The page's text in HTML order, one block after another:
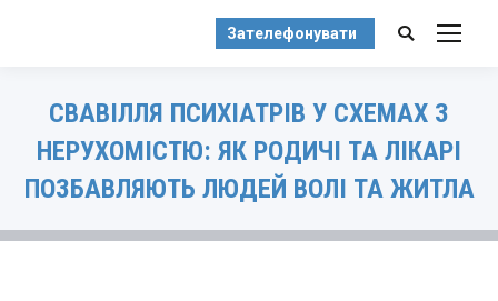
Зателефонувати Search:
СВАВІЛЛЯ ПСИХІАТРІВ У СХЕМАХ З
НЕРУХОМІСТЮ: ЯК РОДИЧІ ТА ЛІКАРІ
ПОЗБАВЛЯЮТЬ ЛЮДЕЙ ВОЛІ ТА ЖИТЛА